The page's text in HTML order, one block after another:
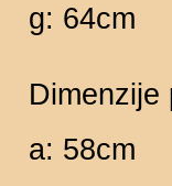
g: 64cm
Dimenzije
a: 58cm